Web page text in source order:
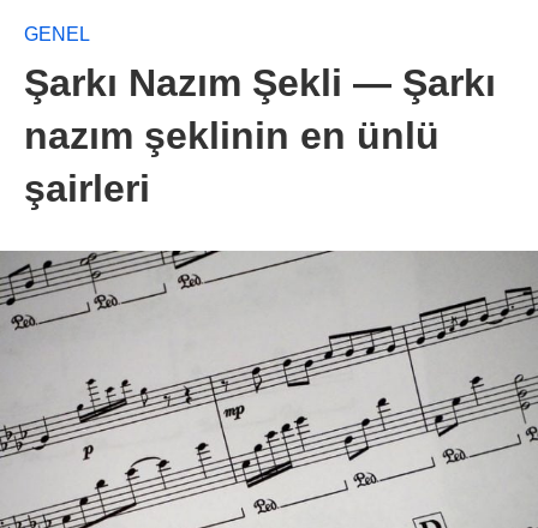
GENEL
Şarkı Nazım Şekli — Şarkı
nazım şeklinin en ünlü
şairleri